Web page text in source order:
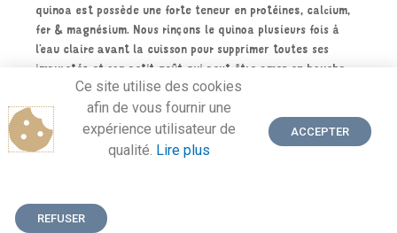
quinoa est possède une forte teneur en protéines, calcium,
fer & magnésium. Nous rinçons le quinoa plusieurs fois à
l’eau claire avant la cuisson pour supprimer toutes ses
impuretés et son petit goût qui peut être amer en bouche.
Ce site utilise des cookies
afin de vous fournir une
expérience utilisateur de
qualité. Lire plus
ACCEPTER
REFUSER